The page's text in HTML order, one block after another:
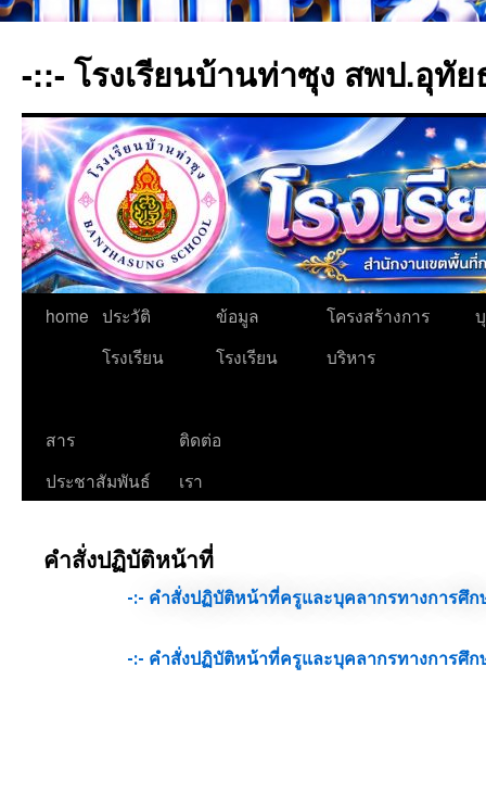
-::- โรงเรียนบ้านท่าซุง สพป.อุทั
home ประวัติ
โรงเรียน
ข้อมูล
โรงเรียน
โครงสร้างการ
บริหาร
สาร
ประชาสัมพันธ์
ติดต่อ
เรา
คำสั่งปฏิบัติหน้าที่
-:- คำสั่งปฏิบัติหน้าที่ครูและบุคลากรทางการศึก
-:- คำสั่งปฏิบัติหน้าที่ครูและบุคลากรทางการศึก